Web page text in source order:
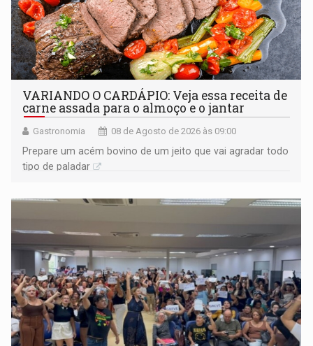
VARIANDO O CARDÁPIO: Veja essa receita de
carne assada para o almoço e o jantar
Gastronomia 08 de Agosto de 2026 às 09:00
Prepare um acém bovino de um jeito que vai agradar todo
tipo de paladar